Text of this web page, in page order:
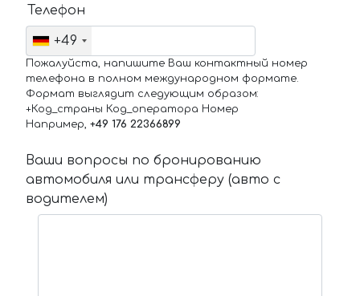
Телефон
+49
Пожалуйста, напишите Ваш контактный номер
телефона в полном международном формате.
Формат выглядит следующим образом:
+Код_страны Код_оператора Номер
Например, +49 176 22366899
Ваши вопросы по бронированию
автомобиля или трансферу (авто с
водителем)